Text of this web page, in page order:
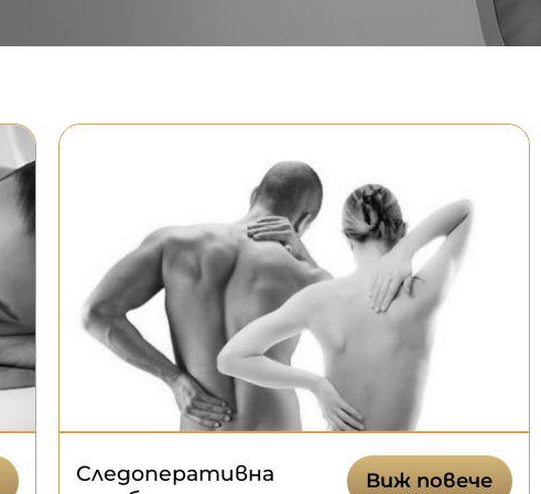
Следоперативна
Виж повече